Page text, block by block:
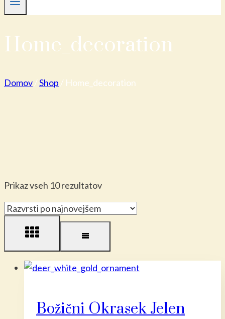
Home_decoration
Domov/Shop / Home_decoration
Prikaz vseh 10 rezultatovRazvrščeno
datumu
Božični Okrasek Jelen